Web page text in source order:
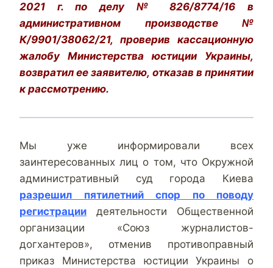
2021 г. по делу № 826/8774/16 в
административном производстве №
К/9901/38062/21, проверив кассационную
жалобу Министерства юстиции Украины,
возвратил ее заявителю, отказав в принятии
к рассмотрению.
Мы уже информировали всех
заинтересованных лиц о том, что Окружной
административный суд города Киева
разрешил пятилетний спор по поводу
регистрации деятельности Общественной
организации «Союз журналистов-
догхантеров», отменив противоправный
приказ Министерства юстиции Украины о